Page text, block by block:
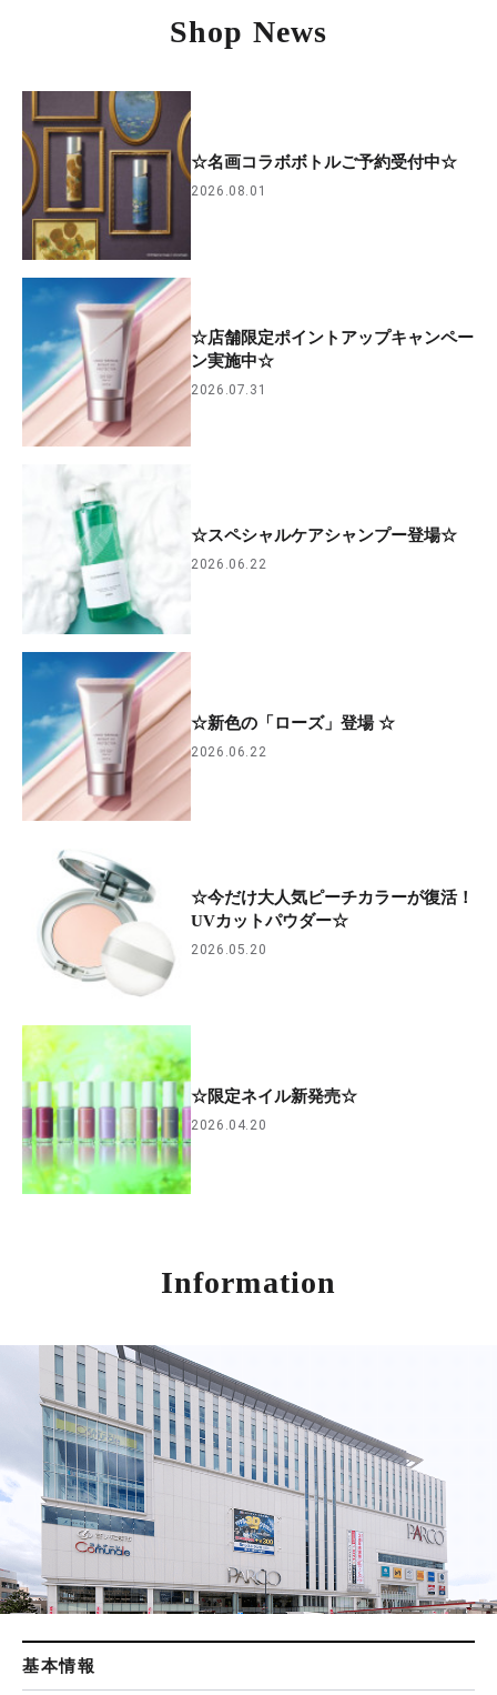
Shop News
☆名画コラボボトルご予約受付中☆
2026.08.01
☆店舗限定ポイントアップキャンペー
ン実施中☆
2026.07.31
☆スペシャルケアシャンプー登場☆
2026.06.22
☆新色の「ローズ」登場 ☆
2026.06.22
☆今だけ大人気ピーチカラーが復活！
UVカットパウダー☆
2026.05.20
☆限定ネイル新発売☆
2026.04.20
Information
基本情報